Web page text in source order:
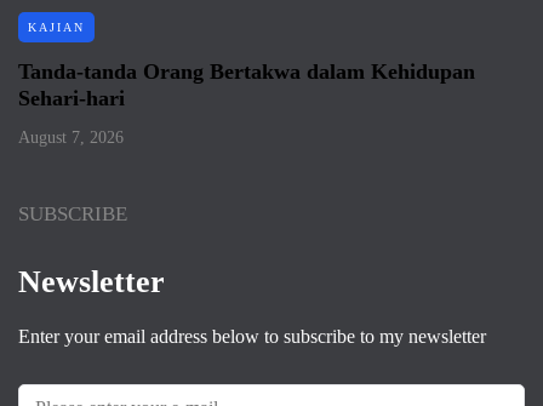
KAJIAN
Tanda-tanda Orang Bertakwa dalam Kehidupan
Sehari-hari
August 7, 2026
SUBSCRIBE
Newsletter
Enter your email address below to subscribe to my newsletter